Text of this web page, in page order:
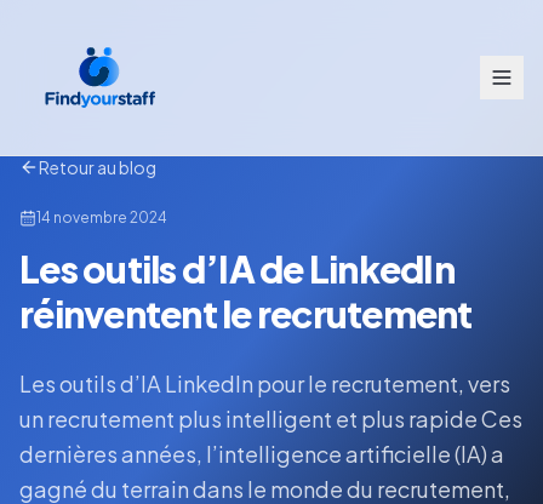
Retour au blog
14 novembre 2024
Les outils d’IA de LinkedIn
réinventent le recrutement
Les outils d’IA LinkedIn pour le recrutement, vers
un recrutement plus intelligent et plus rapide Ces
dernières années, l’intelligence artificielle (IA) a
gagné du terrain dans le monde du recrutement,